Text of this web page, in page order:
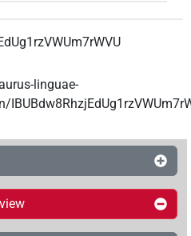
linguae-